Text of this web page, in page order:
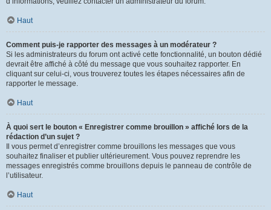
Haut
Comment puis-je rapporter des messages à un modérateur ?
Si les administrateurs du forum ont activé cette fonctionnalité, un bouton dédié
devrait être affiché à côté du message que vous souhaitez rapporter. En
cliquant sur celui-ci, vous trouverez toutes les étapes nécessaires afin de
rapporter le message.
Haut
À quoi sert le bouton « Enregistrer comme brouillon » affiché lors de la
rédaction d’un sujet ?
Il vous permet d’enregistrer comme brouillons les messages que vous
souhaitez finaliser et publier ultérieurement. Vous pouvez reprendre les
messages enregistrés comme brouillons depuis le panneau de contrôle de
l’utilisateur.
Haut